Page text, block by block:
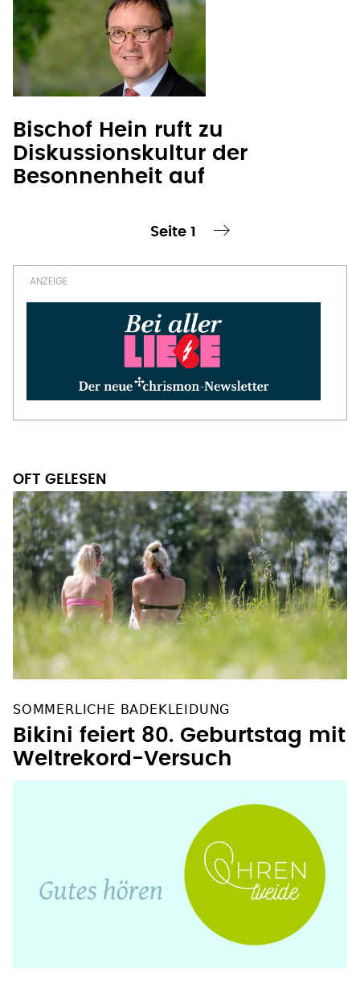
Bischof Hein ruft zu
Diskussionskultur der
Besonnenheit auf
Seitennummerierung
SOMMERLICHE BADEKLEIDUNG
Bikini feiert 80. Geburtstag mit
Weltrekord-Versuch
OHRENWEIDE PODCAST